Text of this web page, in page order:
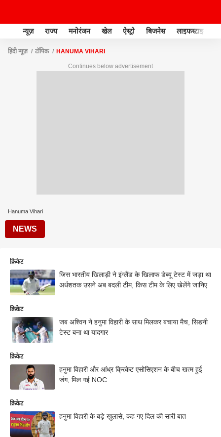
न्यूज़ राज्य मनोरंजन खेल ऐस्ट्रो बिजनेस लाइफस्टाइल
हिंदी न्यूज़ टॉपिक HANUMA VIHARI
Continues below advertisement
Hanuma Vihari
NEWS
क्रिकेट
जिस भारतीय खिलाड़ी ने इंग्लैंड के खिलाफ डेब्यू टेस्ट में जड़ा था
अर्धशतक उसने अब बदली टीम, किस टीम के लिए खेलेंगे जानिए
क्रिकेट
जब अश्विन ने हनुमा विहारी के साथ मिलकर बचाया मैच, सिडनी
टेस्ट बना था यादगार
क्रिकेट
हनुमा विहारी और आंध्र क्रिकेट एसोसिएशन के बीच खत्म हुई
जंग, मिल गई NOC
क्रिकेट
हनुमा विहारी के बड़े खुलासे, कह गए दिल की सारी बात